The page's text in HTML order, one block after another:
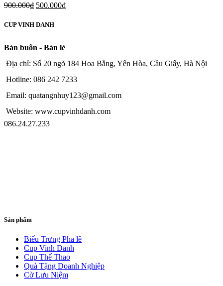
900.000₫ 500.000₫
CUP VINH DANH
Bán buôn - Bán lẻ
Địa chỉ: Số 20 ngõ 184 Hoa Bằng, Yên Hòa, Cầu Giấy, Hà Nội
Hotline: 086 242 7233
Email: quatangnhuy123@gmail.com
Website: www.cupvinhdanh.com
086.24.27.233
Sản phẩm
Biểu Trưng Pha lê
Cup Vinh Danh
Cup Thể Thao
Quà Tặng Doanh Nghiệp
Cờ Lưu Niệm